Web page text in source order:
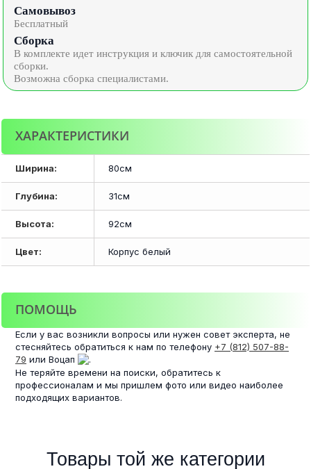
Самовывоз
Бесплатный
Сборка
В комплекте идет инструкция и ключик для самостоятельной
сборки.
Возможна сборка специалистами.
ХАРАКТЕРИСТИКИ
Ширина: 80см
Глубина: 31см
Высота: 92см
Цвет: Корпус белый
ПОМОЩЬ
Если у вас возникли вопросы или нужен совет эксперта, не
стесняйтесь обратиться к нам по телефону +7 (812) 507-88-
79 или Воцап
.
Не теряйте времени на поиски, обратитесь к
профессионалам и мы пришлем фото или видео наиболее
подходящих вариантов.
Товары той же категории